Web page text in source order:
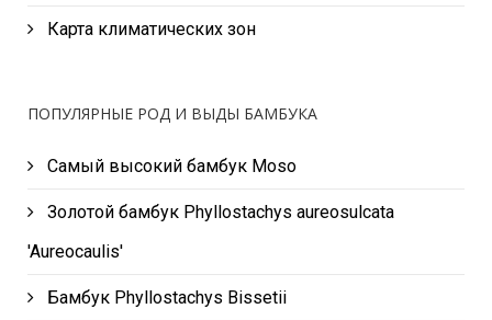
Карта климатических зон
ПОПУЛЯРНЫЕ РОД И ВЫДЫ БАМБУКА
Самый высокий бамбук Moso
Золотой бамбук Phyllostachys aureosulcata
'Aureocaulis'
Бамбук Phyllostachys Bissetii